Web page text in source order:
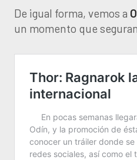
De igual forma, vemos a
un momento que